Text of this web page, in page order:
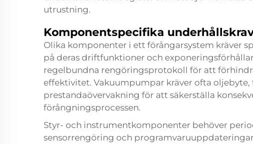
utrustning.
Komponentspecifika
Olika komponenter i ett förångarsystem kräver
på deras driftfunktioner och
regelbundna rengöringsprotokoll för att
effektivitet. Vakuumpumpar kräver ofta
prestandaövervakning för att säkerställa
förångningsprocessen.
Styr- och instrumentkomponenter behöver
sensorrengöring och